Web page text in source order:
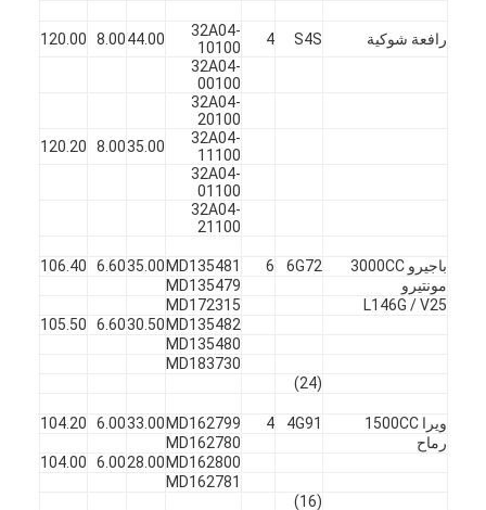
رافعة شوكية S4S
4
32A04-
10100
44.00
8.00
120.00
32A04-
00100
32A04-
20100
32A04-
11100
35.00
8.00
120.20
32A04-
01100
32A04-
21100
باجيرو 3000CC 6G72
6
MD135481
35.00
6.60
106.40
مونتيرو
MD135479
L146G / V25
MD172315
MD135482
30.50
6.60
105.50
MD135480
MD183730
(24)
ويرا 1500CC 4G91
4
MD162799
33.00
6.00
104.20
رماح
MD162780
MD162800
28.00
6.00
104.00
MD162781
(16)